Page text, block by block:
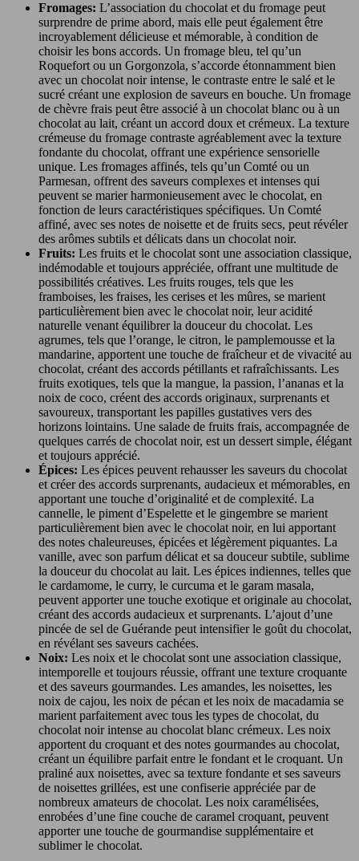
Fromages: L’association du chocolat et du fromage peut
surprendre de prime abord, mais elle peut également être
incroyablement délicieuse et mémorable, à condition de
choisir les bons accords. Un fromage bleu, tel qu’un
Roquefort ou un Gorgonzola, s’accorde étonnamment bien
avec un chocolat noir intense, le contraste entre le salé et le
sucré créant une explosion de saveurs en bouche. Un fromage
de chèvre frais peut être associé à un chocolat blanc ou à un
chocolat au lait, créant un accord doux et crémeux. La texture
crémeuse du fromage contraste agréablement avec la texture
fondante du chocolat, offrant une expérience sensorielle
unique. Les fromages affinés, tels qu’un Comté ou un
Parmesan, offrent des saveurs complexes et intenses qui
peuvent se marier harmonieusement avec le chocolat, en
fonction de leurs caractéristiques spécifiques. Un Comté
affiné, avec ses notes de noisette et de fruits secs, peut révéler
des arômes subtils et délicats dans un chocolat noir.
Fruits: Les fruits et le chocolat sont une association classique,
indémodable et toujours appréciée, offrant une multitude de
possibilités créatives. Les fruits rouges, tels que les
framboises, les fraises, les cerises et les mûres, se marient
particulièrement bien avec le chocolat noir, leur acidité
naturelle venant équilibrer la douceur du chocolat. Les
agrumes, tels que l’orange, le citron, le pamplemousse et la
mandarine, apportent une touche de fraîcheur et de vivacité au
chocolat, créant des accords pétillants et rafraîchissants. Les
fruits exotiques, tels que la mangue, la passion, l’ananas et la
noix de coco, créent des accords originaux, surprenants et
savoureux, transportant les papilles gustatives vers des
horizons lointains. Une salade de fruits frais, accompagnée de
quelques carrés de chocolat noir, est un dessert simple, élégant
et toujours apprécié.
Épices: Les épices peuvent rehausser les saveurs du chocolat
et créer des accords surprenants, audacieux et mémorables, en
apportant une touche d’originalité et de complexité. La
cannelle, le piment d’Espelette et le gingembre se marient
particulièrement bien avec le chocolat noir, en lui apportant
des notes chaleureuses, épicées et légèrement piquantes. La
vanille, avec son parfum délicat et sa douceur subtile, sublime
la douceur du chocolat au lait. Les épices indiennes, telles que
le cardamome, le curry, le curcuma et le garam masala,
peuvent apporter une touche exotique et originale au chocolat,
créant des accords audacieux et surprenants. L’ajout d’une
pincée de sel de Guérande peut intensifier le goût du chocolat,
en révélant ses saveurs cachées.
Noix: Les noix et le chocolat sont une association classique,
intemporelle et toujours réussie, offrant une texture croquante
et des saveurs gourmandes. Les amandes, les noisettes, les
noix de cajou, les noix de pécan et les noix de macadamia se
marient parfaitement avec tous les types de chocolat, du
chocolat noir intense au chocolat blanc crémeux. Les noix
apportent du croquant et des notes gourmandes au chocolat,
créant un équilibre parfait entre le fondant et le croquant. Un
praliné aux noisettes, avec sa texture fondante et ses saveurs
de noisettes grillées, est une confiserie appréciée par de
nombreux amateurs de chocolat. Les noix caramélisées,
enrobées d’une fine couche de caramel croquant, peuvent
apporter une touche de gourmandise supplémentaire et
sublimer le chocolat.